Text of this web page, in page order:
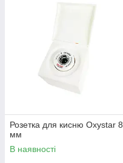
Розетка для кисню Oxystar 8
мм
В наявності